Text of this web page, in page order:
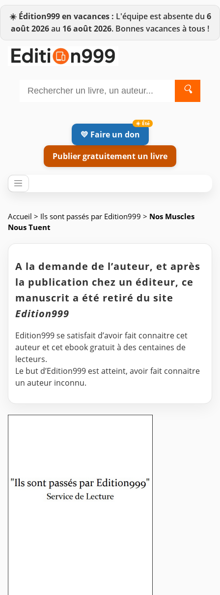
☀️ Édition999 en vacances : L'équipe est absente du 6
août 2026au 16 août 2026. Bonnes vacances à tous !
🔍
💛 Faire un don
Publier gratuitement un livre
Accueil > Ils sont passés par Edition999 > Nos Muscles
Nous Tuent
A la demande de l’auteur, et après
la publication chez un éditeur, ce
manuscrit a été retiré du site
Edition999
Edition999 se satisfait d’avoir fait connaitre cet
auteur et cet ebook gratuit à des centaines de
lecteurs.
Le but d’Edition999 est atteint, avoir fait connaitre
un auteur inconnu.